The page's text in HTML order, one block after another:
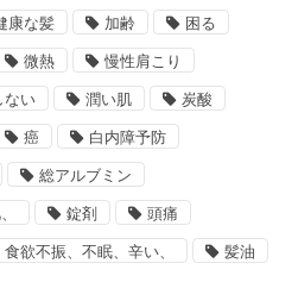
康な髪 加齢 困る
微熱 慢性肩こり
ない 潤い肌 炭酸
癌 白内障予防
総アルブミン
錠剤 頭痛
食欲不振、不眠、辛い、 髪油